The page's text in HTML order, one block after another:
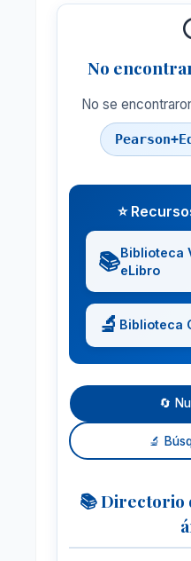
No
No se
⭐
📚Biblioteca
eLibro
🔬 Biblioteca
🔄
🔬
📚 Directorio